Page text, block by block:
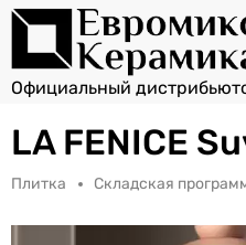
LA FENICE
Плитка Складская